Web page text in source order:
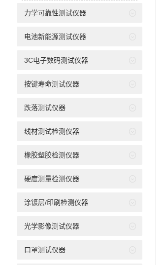
力学可靠性测试仪器
电池新能源测试仪器
3C电子数码测试仪器
按键寿命测试仪器
跌落测试仪器
线材测试检测仪器
橡胶塑胶检测仪器
硬度测量检测仪器
涂镀层/印刷检测仪器
光学影像测试仪器
口罩测试仪器